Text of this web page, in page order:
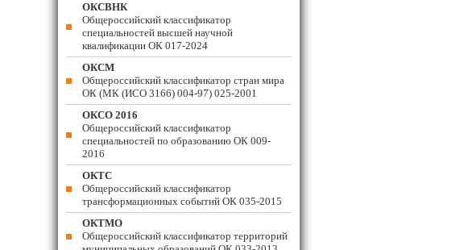
ОКСВНК
Общероссийский классификатор
специальностей высшей научной
квалификации ОК 017-2024
ОКСМ
Общероссийский классификатор стран мира
ОК (МК (ИСО 3166) 004-97) 025-2001
ОКСО 2016
Общероссийский классификатор
специальностей по образованию ОК 009-
2016
ОКТС
Общероссийский классификатор
трансформационных событий ОК 035-2015
ОКТМО
Общероссийский классификатор территорий